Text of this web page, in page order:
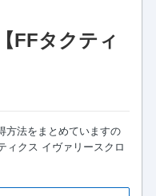
FFタクティ
方法をまとめていますの
ィクス イヴァリースクロ